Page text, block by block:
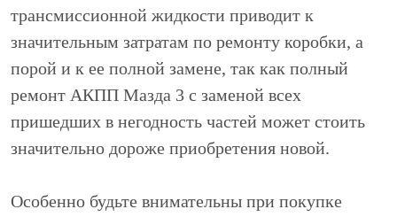
трансмиссионной жидкости приводит к
значительным затратам по ремонту коробки, а
порой и к ее полной замене, так как полный
ремонт АКПП Мазда 3 с заменой всех
пришедших в негодность частей может стоить
значительно дороже приобретения новой.
Особенно будьте внимательны при покупке